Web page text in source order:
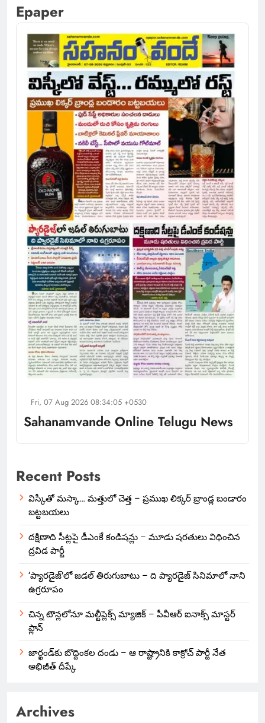
Epaper
Fri, 07 Aug 2026 08:34:05 +0530
Sahanamvande Online Telugu News
Recent Posts
విస్కీతో మస్కా… మత్తులో చెత్త – ప్రముఖ లిక్కర్ బ్రాండ్ల బండారం
బట్టబయలు
దక్షిణాది సీట్లపై డీఎంకే కండిషన్లు – మూడు షరతులు విధించిన
ద్రవిడ పార్టీ
‘ప్యారడైజ్’లో జడల్ తిరుగుబాటు – ది ప్యారడైజ్ సినిమాలో నాని
ఉగ్రరూపం
చిన్న టౌన్లలోనూ మల్టీప్లెక్స్‌ మ్యాజిక్ – పీవీఆర్ ఐనాక్స్ మాస్టర్
ప్లాన్
జార్ఖండ్‌కు బొద్దింకల దండు – ఆ రాష్ట్రానికి కాక్రోచ్ పార్టీ నేత
అభిజీత్ దీప్కే
Archives